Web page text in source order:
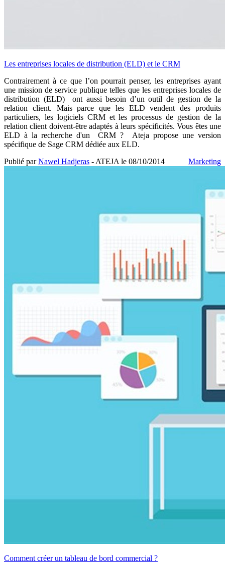
Les entreprises locales de distribution (ELD) et le CRM
Contrairement à ce que l’on pourrait penser, les entreprises ayant
une mission de service publique telles que les entreprises locales de
distribution (ELD) ont aussi besoin d’un outil de gestion de la
relation client. Mais parce que les ELD vendent des produits
particuliers, les logiciels CRM et les processus de gestion de la
relation client doivent-être adaptés à leurs spécificités. Vous êtes une
ELD à la recherche d'un CRM ? Ateja propose une version
spécifique de Sage CRM dédiée aux ELD.
Marketing
Publié parNawel Hadjeras - ATEJA le 08/10/2014
Comment créer un tableau de bord commercial ?